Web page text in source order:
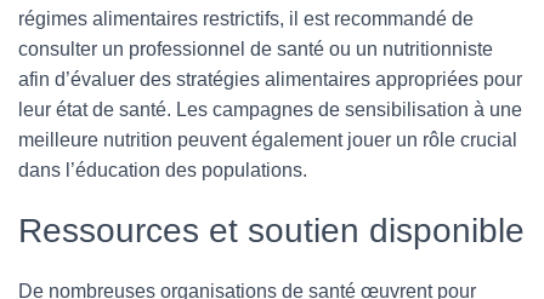
régimes alimentaires restrictifs, il est recommandé de
consulter un professionnel de santé ou un nutritionniste
afin d’évaluer des stratégies alimentaires appropriées pour
leur état de santé. Les campagnes de sensibilisation à une
meilleure nutrition peuvent également jouer un rôle crucial
dans l’éducation des populations.
Ressources et soutien disponible
De nombreuses organisations de santé œuvrent pour